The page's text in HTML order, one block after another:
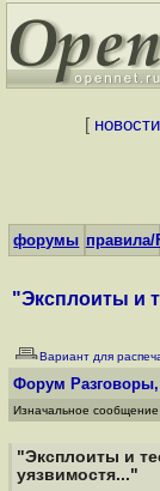
[ новости
форумы правила/
"Эксплоиты и
Вариант для
Форум
Изначальное сообщение
"Эксплоиты и
уязвимостя..."